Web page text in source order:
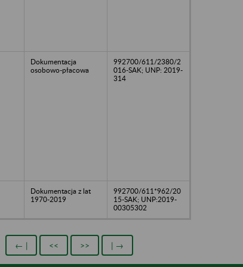
Dokumentacja
osobowo-płacowa
992700/611/2380/2
016-SAK; UNP: 2019-
314
Dokumentacja z lat
1970-2019
992700/611*962/20
15-SAK; UNP:2019-
00305302
← | << >> | →